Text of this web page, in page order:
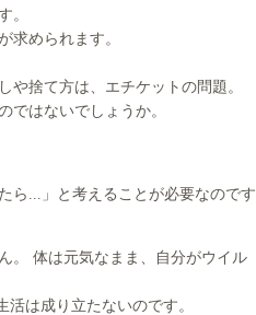
。
求められます。
捨て方は、エチケットの問題。
ではないでしょうか。
ら...」と考えることが必要なのです
。 体は元気なまま、自分がウイル
は成り立たないのです。